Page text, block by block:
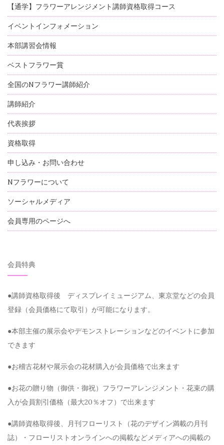
【通学】フラワーアレンジメント講師資格取得コース
イベントインフォメーション
本部講習会情報
ベストフラワー賞
全国のNフラワー講師紹介
講師紹介
代表挨拶
資格取得
申し込み・お問い合わせ
Nフラワーについて
ソーシャルメディア
会員専用のページへ
会員特典
●講師資格取得後 ディスプレイミュージアム、東京堂などの会員
登録（会員価格にて取引）が可能になります。
●本部主催の展示会やデモンストレーションなどのイベントに参加
できます
●お稽古花材や展示会の花材購入が会員価格で出来ます
●お花の贈り物（御供・御祝）フラワーアレンジメント・花束の購
入が会員割引価格（最大20％オフ）で出来ます
●講師資格取得後、月刊フローリスト（花のデザイン満載の月刊
誌）・フローリストオンラインへの掲載などメディアへの掲載の